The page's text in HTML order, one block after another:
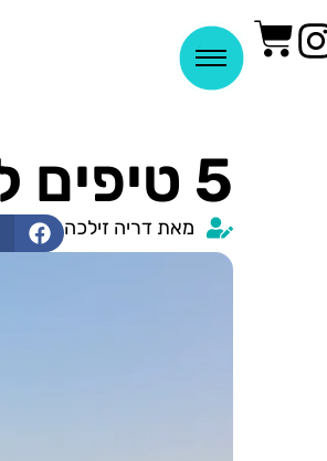
5 טיפים לתזונה נכונה
מאת דריה זילכה